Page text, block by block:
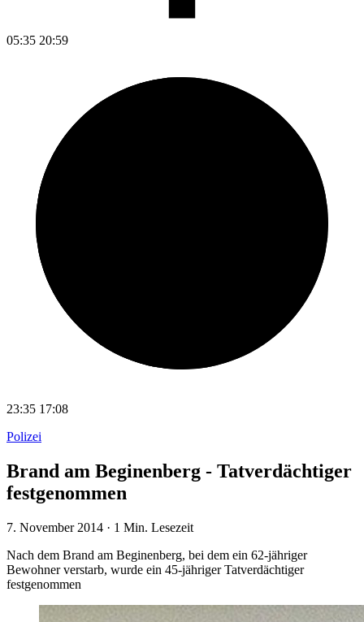
05:35 20:59
23:35 17:08
Polizei
Brand am Beginenberg - Tatverdächtiger
festgenommen
7. November 2014 · 1 Min. Lesezeit
Nach dem Brand am Beginenberg, bei dem ein 62-jähriger
Bewohner verstarb, wurde ein 45-jähriger Tatverdächtiger
festgenommen